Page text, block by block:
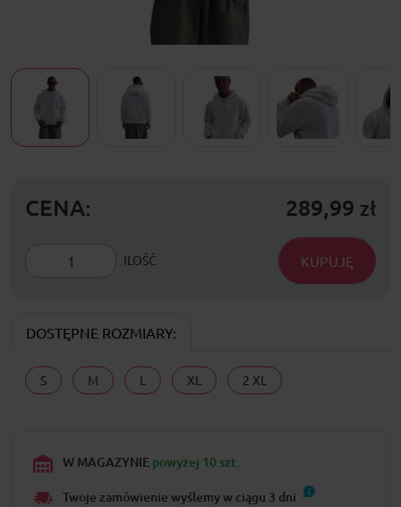
CENA: 289,99 zł
ILOŚĆ KUPUJĘ
DOSTĘPNE ROZMIARY:
S M L XL 2 XL
W MAGAZYNIE powyżej 10 szt.
Twoje zamówienie wyślemy w ciągu 3 dni